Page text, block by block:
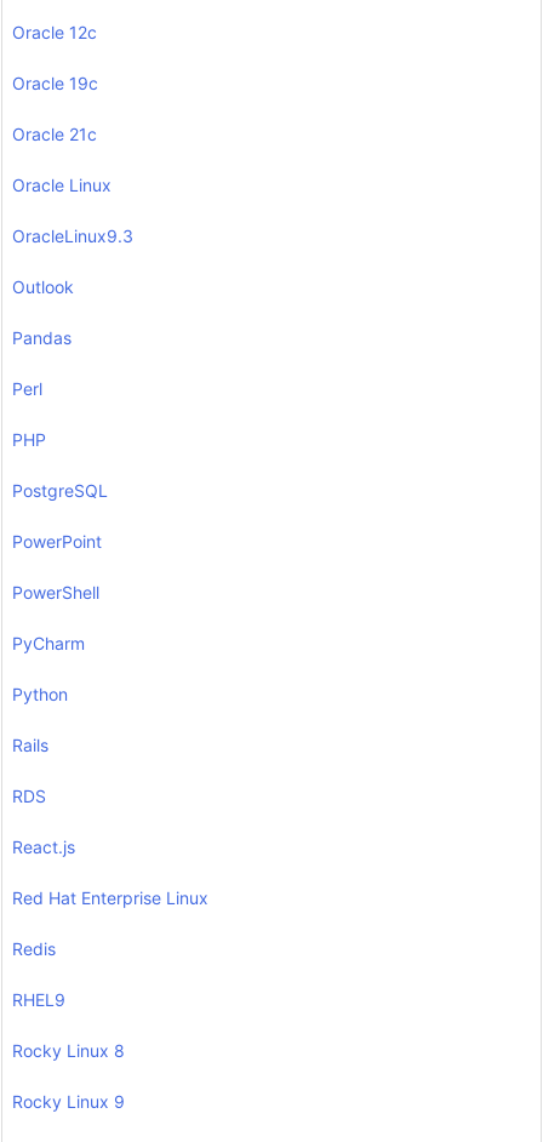
Oracle 12c
Oracle 19c
Oracle 21c
Oracle Linux
OracleLinux9.3
Outlook
Pandas
Perl
PHP
PostgreSQL
PowerPoint
PowerShell
PyCharm
Python
Rails
RDS
React.js
Red Hat Enterprise Linux
Redis
RHEL9
Rocky Linux 8
Rocky Linux 9